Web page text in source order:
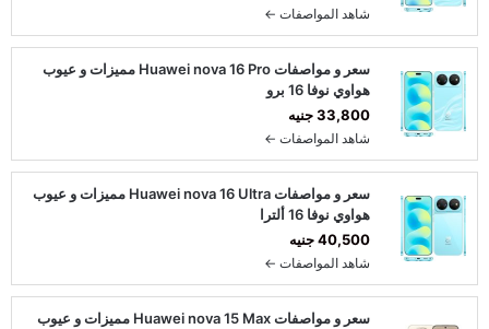
شاهد المواصفات ←
سعر و مواصفات Huawei nova 16 Pro مميزات و عيوب
هواوي نوفا 16 برو
33,800 جنيه
شاهد المواصفات ←
سعر و مواصفات Huawei nova 16 Ultra مميزات و عيوب
هواوي نوفا 16 ألترا
40,500 جنيه
شاهد المواصفات ←
سعر و مواصفات Huawei nova 15 Max مميزات و عيوب